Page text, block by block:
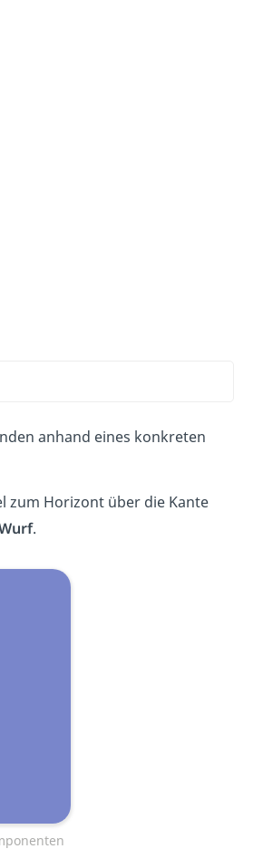
anhand eines konkreten
zum Horizont über die Kante
.